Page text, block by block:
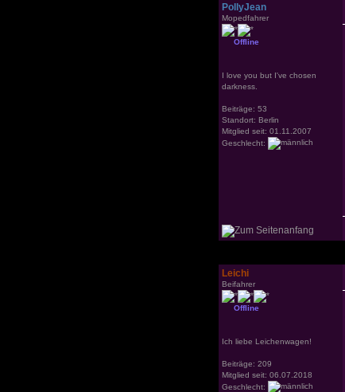
PollyJean
Mopedfahrer
Offline
I love you but I've chosen
darkness.
Beiträge: 53
Standort: Berlin
Mitglied seit: 01.11.2007
Geschlecht:
Leichi
Beifahrer
Offline
Ich liebe Leichenwagen!
Beiträge: 209
Mitglied seit: 06.07.2018
Geschlecht: